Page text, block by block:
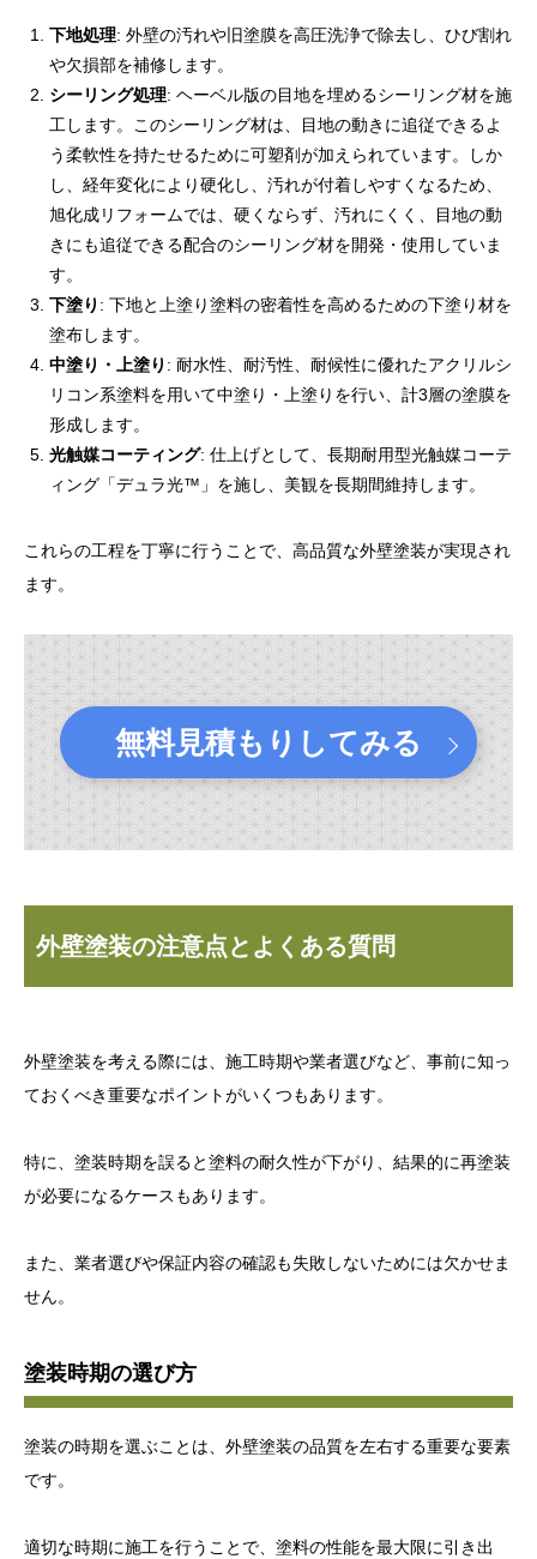
下地処理: 外壁の汚れや旧塗膜を高圧洗浄で除去し、ひび割れ
や欠損部を補修します。
シーリング処理: ヘーベル版の目地を埋めるシーリング材を施
工します。このシーリング材は、目地の動きに追従できるよ
う柔軟性を持たせるために可塑剤が加えられています。しか
し、経年変化により硬化し、汚れが付着しやすくなるため、
旭化成リフォームでは、硬くならず、汚れにくく、目地の動
きにも追従できる配合のシーリング材を開発・使用していま
す。
下塗り : 下地と上塗り塗料の密着性を高めるための下塗り材を
塗布します。
中塗り・上塗り : 耐水性、耐汚性、耐候性に優れたアクリルシ
リコン系塗料を用いて中塗り・上塗りを行い、計3層の塗膜を
形成します。
光触媒コーティング: 仕上げとして、長期耐用型光触媒コーテ
ィング「デュラ光™」を施し、美観を長期間維持します。
これらの工程を丁寧に行うことで、高品質な外壁塗装が実現され
ます。
無料見積もりしてみる
外壁塗装の注意点とよくある質問
外壁塗装を考える際には、施工時期や業者選びなど、事前に知っ
ておくべき重要なポイントがいくつもあります。
特に、塗装時期を誤ると塗料の耐久性が下がり、結果的に再塗装
が必要になるケースもあります。
また、業者選びや保証内容の確認も失敗しないためには欠かせま
せん。
塗装時期の選び方
塗装の時期を選ぶことは、外壁塗装の品質を左右する重要な要素
です。
適切な時期に施工を行うことで、塗料の性能を最大限に引き出